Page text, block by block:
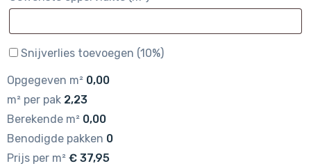
Snijverlies toevoegen (10%)
Opgegeven m² 0,00
m² per pak 2,23
Berekende m² 0,00
Benodigde pakken 0
Prijs per m² € 37,95